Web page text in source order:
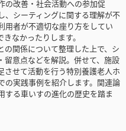
の改善・社会活動への参加促
、シーティングに関する理解が不
用者が不適切な座り方をしてい
なかったりします。
関係について整理した上で、シ
留意点などを解説。併せて、施設
させて活動を行う特別養護老人ホ
の実践事例を紹介します。関連論
する車いすの進化の歴史を踏ま